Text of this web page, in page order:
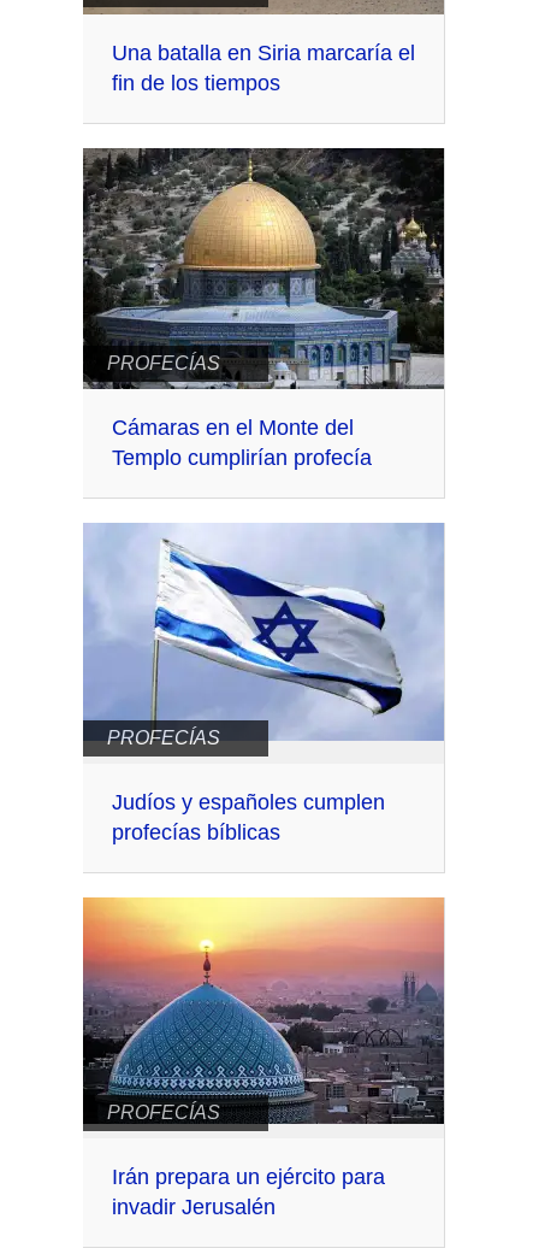
Una batalla en Siria marcaría el
fin de los tiempos
PROFECÍAS
Cámaras en el Monte del
Templo cumplirían profecía
PROFECÍAS
Judíos y españoles cumplen
profecías bíblicas
PROFECÍAS
Irán prepara un ejército para
invadir Jerusalén